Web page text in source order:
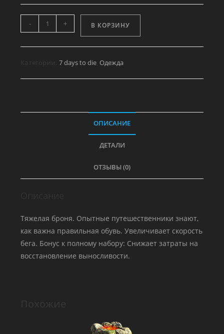
Количество
товара
Набор
- + В КОРЗИНУ
Категории:7 days to die ,Одежда
ОПИСАНИЕ
ДЕТАЛИ
ОТЗЫВЫ (0)
Тяжелая броня. Опытные путешественники знают,
как важна правильная обувь. Увеличивает скорость
бега. Бонус к полному набору: Снижает затраты на
восстановление выносливости.